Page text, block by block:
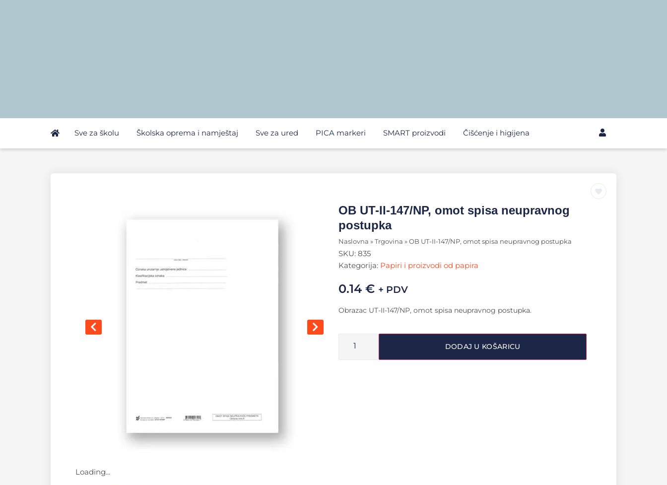
Sve za školu Školska oprema i namještaj Sve za ured PICA markeri SMART proizvodi Čišćenje i higijena
OB UT-II-147/NP, omot spisa neupravnog
postupka
Naslovna » Trgovina » OB UT-II-147/NP, omot spisa neupravnog postupka
SKU: 835
Kategorija: Papiri i proizvodi od papira
0.14 € + PDV
Obrazac UT-II-147/NP, omot spisa neupravnog postupka.
DODAJ U KOŠARICU
Loading...